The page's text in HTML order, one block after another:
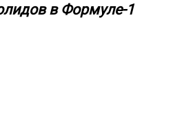
в Формуле-1